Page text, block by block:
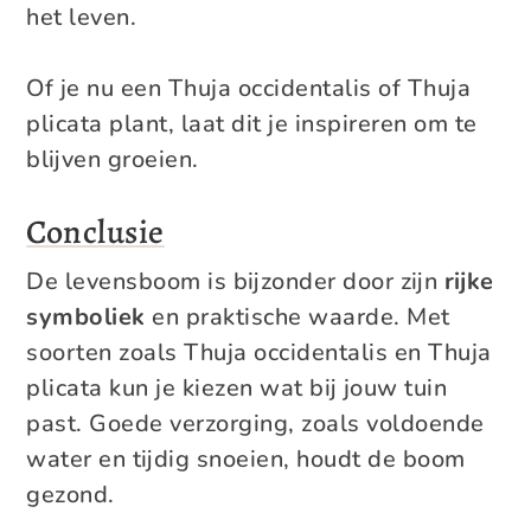
het leven.
Of je nu een Thuja occidentalis of Thuja
plicata plant, laat dit je inspireren om te
blijven groeien.
Conclusie
De levensboom is bijzonder door zijn rijke
symboliek en praktische waarde. Met
soorten zoals Thuja occidentalis en Thuja
plicata kun je kiezen wat bij jouw tuin
past. Goede verzorging, zoals voldoende
water en tijdig snoeien, houdt de boom
gezond.